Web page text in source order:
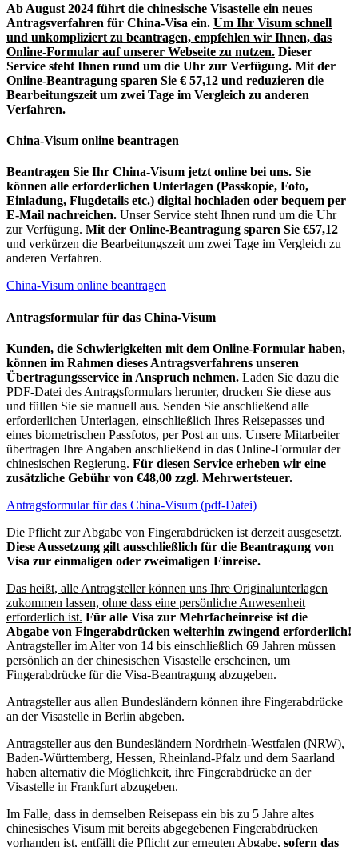
Ab August 2024 führt die chinesische Visastelle ein neues
Antragsverfahren für China-Visa ein. Um Ihr Visum schnell
und unkompliziert zu beantragen, empfehlen wir Ihnen, das
Online-Formular auf unserer Webseite zu nutzen. Dieser
Service steht Ihnen rund um die Uhr zur Verfügung. Mit der
Online-Beantragung sparen Sie € 57,12 und reduzieren die
Bearbeitungszeit um zwei Tage im Vergleich zu anderen
Verfahren.
China-Visum online beantragen
Beantragen Sie Ihr China-Visum jetzt online bei uns. Sie
können alle erforderlichen Unterlagen (Passkopie, Foto,
Einladung, Flugdetails etc.) digital hochladen oder bequem per
E-Mail nachreichen. Unser Service steht Ihnen rund um die Uhr
zur Verfügung. Mit der Online-Beantragung sparen Sie €57,12
und verkürzen die Bearbeitungszeit um zwei Tage im Vergleich zu
anderen Verfahren.
China-Visum online beantragen
Antragsformular für das China-Visum
Kunden, die Schwierigkeiten mit dem Online-Formular haben,
können im Rahmen dieses Antragsverfahrens unseren
Übertragungsservice in Anspruch nehmen. Laden Sie dazu die
PDF-Datei des Antragsformulars herunter, drucken Sie diese aus
und füllen Sie sie manuell aus. Senden Sie anschließend alle
erforderlichen Unterlagen, einschließlich Ihres Reisepasses und
eines biometrischen Passfotos, per Post an uns. Unsere Mitarbeiter
übertragen Ihre Angaben anschließend in das Online-Formular der
chinesischen Regierung. Für diesen Service erheben wir eine
zusätzliche Gebühr von €48,00 zzgl. Mehrwertsteuer.
Antragsformular für das China-Visum (pdf-Datei)
Die Pflicht zur Abgabe von Fingerabdrücken ist derzeit ausgesetzt.
Diese Aussetzung gilt ausschließlich für die Beantragung von
Visa zur einmaligen oder zweimaligen Einreise.
Das heißt, alle Antragsteller können uns Ihre Originalunterlagen
zukommen lassen, ohne dass eine persönliche Anwesenheit
erforderlich ist. Für alle Visa zur Mehrfacheinreise ist die
Abgabe von Fingerabdrücken weiterhin zwingend erforderlich!
Antragsteller im Alter von 14 bis einschließlich 69 Jahren müssen
persönlich an der chinesischen Visastelle erscheinen, um
Fingerabdrücke für die Visa-Beantragung abzugeben.
Antragsteller aus allen Bundesländern können ihre Fingerabdrücke
an der Visastelle in Berlin abgeben.
Antragsteller aus den Bundesländern Nordrhein-Westfalen (NRW),
Baden-Württemberg, Hessen, Rheinland-Pfalz und dem Saarland
haben alternativ die Möglichkeit, ihre Fingerabdrücke an der
Visastelle in Frankfurt abzugeben.
Im Falle, dass in demselben Reisepass ein bis zu 5 Jahre altes
chinesisches Visum mit bereits abgegebenen Fingerabdrücken
vorhanden ist, entfällt die Pflicht zur erneuten Abgabe, sofern das